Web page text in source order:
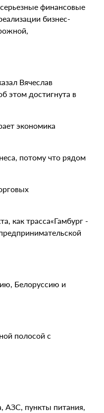
финансовые
бизнес-
Вячеслав
этом достигнута в
экономика
потому что рядом
как трасса«Гамбург -
Белоруссию и
полосой с
АЗС, пункты питания,